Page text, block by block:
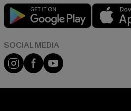
Play
Instagram
FacebookYouTube